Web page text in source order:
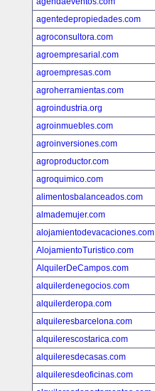
agentedepropiedades.com
agroconsultora.com
agroempresarial.com
agroempresas.com
agroherramientas.com
agroindustria.org
agroinmuebles.com
agroinversiones.com
agroproductor.com
agroquimico.com
alimentosbalanceados.com
almademujer.com
alojamientodevacaciones.com
AlojamientoTuristico.com
AlquilerDeCampos.com
alquilerdenegocios.com
alquilerderopa.com
alquileresbarcelona.com
alquilerescostarica.com
alquileresdecasas.com
alquileresdeoficinas.com